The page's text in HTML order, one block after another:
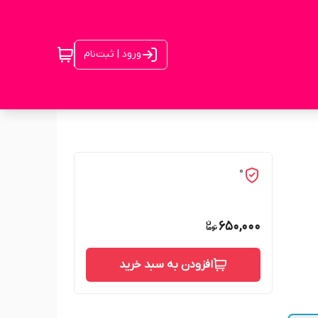
ورود | ثبت‌نام
0
650,000
افزودن به سبد خرید